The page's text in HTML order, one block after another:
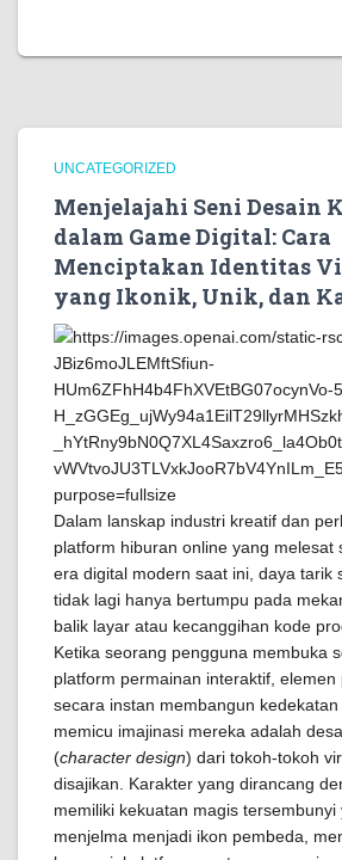
UNCATEGORIZED
Menjelajahi Seni Desain
dalam Game Digital: Cara
Menciptakan Identitas
yang Ikonik, Unik, dan
Dalam lanskap industri kreatif dan
platform hiburan online yang melesat
era digital modern saat ini, daya tarik
tidak lagi hanya bertumpu pada
balik layar atau kecanggihan kode
Ketika seorang pengguna membuka
platform permainan interaktif, elemen
secara instan membangun
memicu imajinasi mereka adalah
(character design) dari tokoh-tokoh
disajikan. Karakter yang dirancang
memiliki kekuatan magis tersembunyi
menjelma menjadi ikon pembeda,